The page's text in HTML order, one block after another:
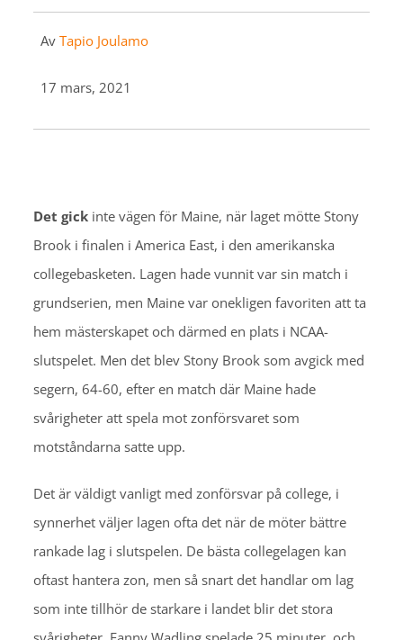
Av Tapio Joulamo
17 mars, 2021
Det gick inte vägen för Maine, när laget mötte Stony
Brook i finalen i America East, i den amerikanska
collegebasketen. Lagen hade vunnit var sin match i
grundserien, men Maine var onekligen favoriten att ta
hem mästerskapet och därmed en plats i NCAA-
slutspelet. Men det blev Stony Brook som avgick med
segern, 64-60, efter en match där Maine hade
svårigheter att spela mot zonförsvaret som
motståndarna satte upp.
Det är väldigt vanligt med zonförsvar på college, i
synnerhet väljer lagen ofta det när de möter bättre
rankade lag i slutspelen. De bästa collegelagen kan
oftast hantera zon, men så snart det handlar om lag
som inte tillhör de starkare i landet blir det stora